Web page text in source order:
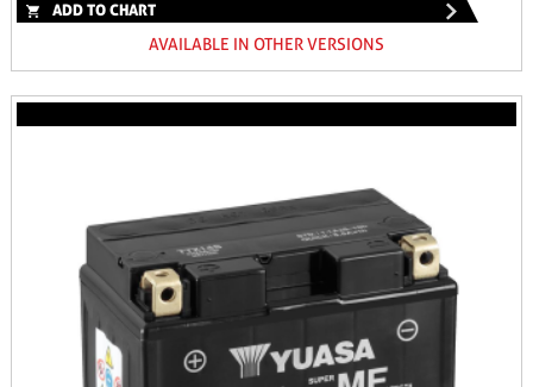
ADD TO CHART
AVAILABLE IN OTHER VERSIONS